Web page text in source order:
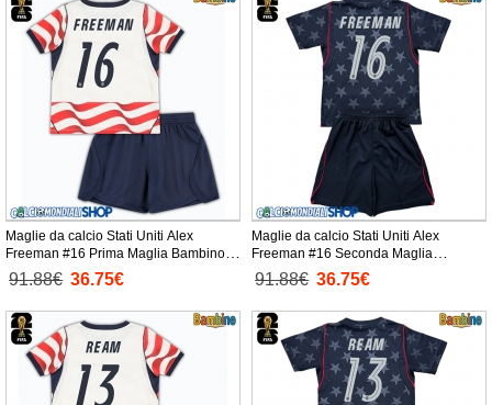
Maglie da calcio Stati Uniti Alex
Freeman #16 Prima Maglia Bambino
Mondiali 2026 Manica Corta +
Pantaloni corti)
91.88€ 36.75€
Maglie da calcio Stati Uniti Alex
Freeman #16 Seconda Maglia
Bambino Mondiali 2026 Manica Corta
+ Pantaloni corti)
91.88€ 36.75€